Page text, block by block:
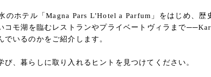
のホテル「Magna Pars L'Hotel a Parfum」をはじめ、歴
コモ湖を臨むレストランやプライベートヴィラまで
いるのかをご紹介します。
、暮らしに取り入れるヒントを見つけてください。